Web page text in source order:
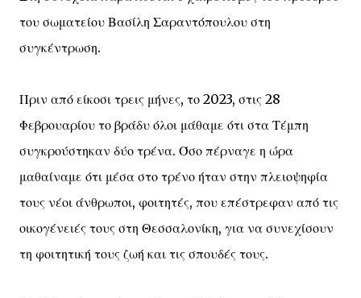
του σωματείου Βασίλη Σαραντόπουλου στη
συγκέντρωση.
Πριν από είκοσι τρεις μήνες, το 2023, στις 28
Φεβρουαρίου το βράδυ όλοι μάθαμε ότι στα Τέμπη
συγκρούστηκαν δύο τρένα. Όσο πέρναγε η ώρα
μαθαίναμε ότι μέσα στο τρένο ήταν στην πλειοψηφία
τους νέοι άνθρωποι, φοιτητές, που επέστρεφαν από τις
οικογένειές τους στη Θεσσαλονίκη, για να συνεχίσουν
τη φοιτητική τους ζωή και τις σπουδές τους.